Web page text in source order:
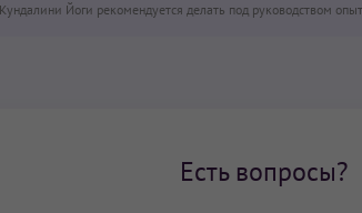
Йоги рекомендуется делать под руководством
Есть вопросы?